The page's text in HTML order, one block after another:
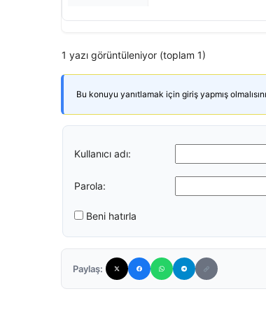
1 yazı görüntüleniyor (toplam 1)
Bu konuyu yanıtlamak için giriş yapmış
Kullanıcı adı:
Parola:
Beni hatırla
Paylaş: